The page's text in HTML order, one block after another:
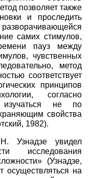
позволяет также
и проследить
самих стимулов,
пауз между
чувственных
метод
соответствует
принципов
согласно
изучаться не по
свойства
1982).
Узнадзе увидел
исследования
(Узнадзе,
осуществляться на